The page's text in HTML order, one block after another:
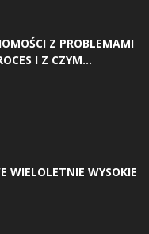
Z PROBLEMAMI
I Z CZYM...
WIELOLETNIE WYSOKIE